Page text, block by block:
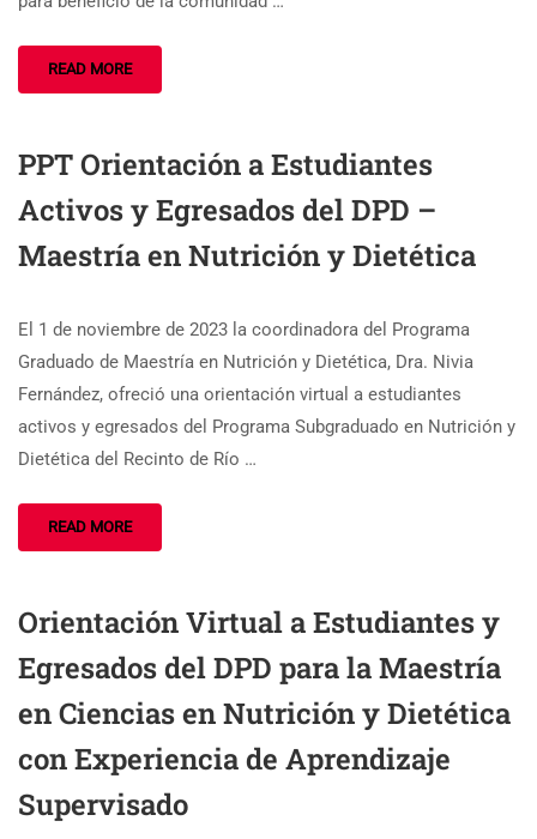
READ MORE
PPT Orientación a Estudiantes
Activos y Egresados del DPD –
Maestría en Nutrición y Dietética
El 1 de noviembre de 2023 la coordinadora del Programa
Graduado de Maestría en Nutrición y Dietética, Dra. Nivia
Fernández, ofreció una orientación virtual a estudiantes
activos y egresados del Programa Subgraduado en Nutrición y
Dietética del Recinto de Río …
READ MORE
Orientación Virtual a Estudiantes y
Egresados del DPD para la Maestría
en Ciencias en Nutrición y Dietética
con Experiencia de Aprendizaje
Supervisado